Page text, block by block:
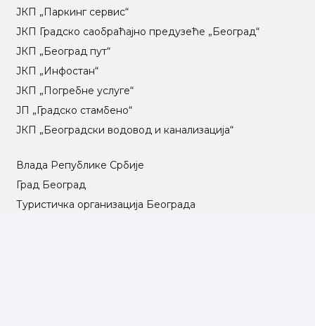
ЈКП „Паркинг сервис“
ЈКП Градско саобраћајно предузеће „Београд“
ЈКП „Београд пут“
ЈКП „Инфостан“
ЈКП „Погребне услуге“
ЈП „Градско стамбено“
ЈКП „Београдски водовод и канализација“
Влада Републике Србије
Град Београд
Туристичка организација Београда